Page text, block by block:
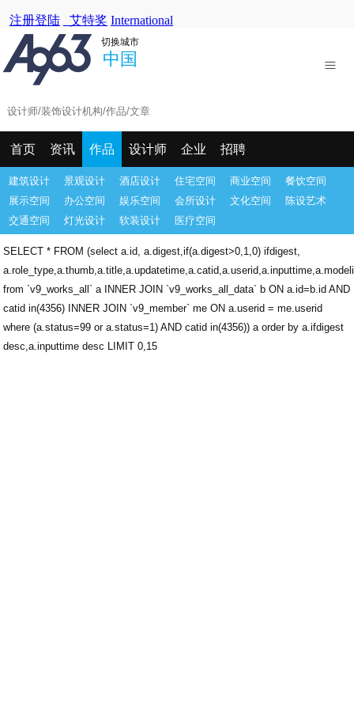
切换城市
中国
首页 资讯 作品 设计师 企业 招聘
建筑设计 景观设计 酒店设计 住宅空间 商业空间
餐饮空间
展示空间
办公空间 娱乐空间 会所设计 文化空间
陈设艺术
交通空间
灯光设计 软装设计 医疗空间
SELECT * FROM (select a.id, a.digest,if(a.digest>0,1,0) ifdigest,
from `v9_works_all` a INNER JOIN `v9_works_all_data` b ON a.id=b.id AND
catid in(4356) INNER JOIN `v9_member` me ON a.userid = me.userid
where (a.status=99 or a.status=1) AND catid in(4356)) a order by a.ifdigest
desc,a.inputtime desc LIMIT 0,15